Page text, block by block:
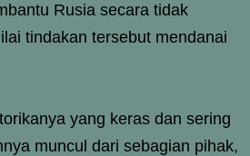
Rusia secara tidak
tindakan tersebut mendanai
yang keras dan sering
muncul dari sebagian pihak,